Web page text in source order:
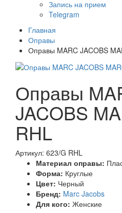
Запись на прием
Telegram
Главная
Оправы
Оправы MARC JACOBS
Оправы
JACOBS
RHL
Артикул: 623/G RHL
Материал оправы:
Форма: Круглые
Цвет: Черный
Бренд: Marc Jacobs
Для кого: Женские